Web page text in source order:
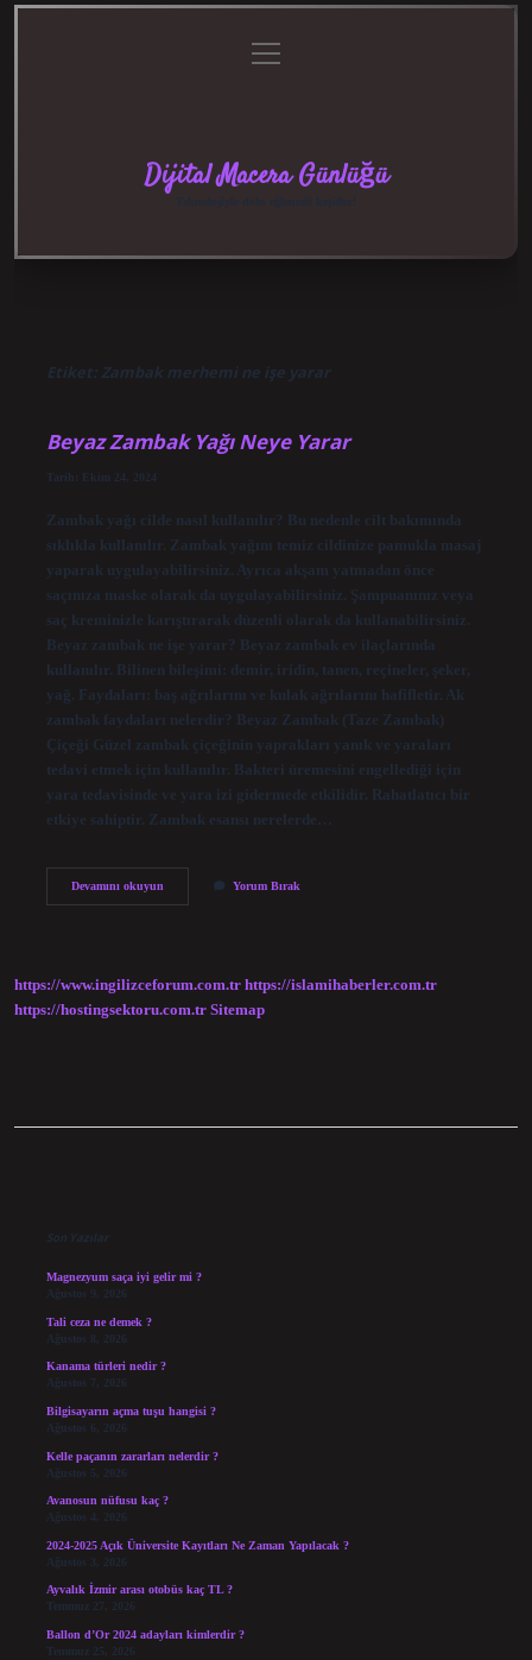
menüyü
aç
Dijital Macera Günlüğü
Etiket: Zambak merhemi ne işe yarar
Beyaz Zambak Yağı Neye Yarar
Tarih: Ekim 24, 2024
Zambak yağı cilde nasıl kullanılır? Bu nedenle cilt bakımında
sıklıkla kullanılır. Zambak yağını temiz cildinize pamukla masaj
yaparak uygulayabilirsiniz. Ayrıca akşam yatmadan önce
saçınıza maske olarak da uygulayabilirsiniz. Şampuanınız veya
saç kreminizle karıştırarak düzenli olarak da kullanabilirsiniz.
Beyaz zambak ne işe yarar? Beyaz zambak ev ilaçlarında
kullanılır. Bilinen bileşimi: demir, iridin, tanen, reçineler, şeker,
yağ. Faydaları: baş ağrılarını ve kulak ağrılarını hafifletir. Ak
zambak faydaları nelerdir? Beyaz Zambak (Taze Zambak)
Çiçeği Güzel zambak çiçeğinin yaprakları yanık ve yaraları
tedavi etmek için kullanılır. Bakteri üremesini engellediği için
yara tedavisinde ve yara izi gidermede etkilidir. Rahatlatıcı bir
etkiye sahiptir. Zambak esansı nerelerde…
Devamını okuyunBeyaz
Yorum Bırak
https://www.ingilizceforum.com.tr https://islamihaberler.com.tr
https://hostingsektoru.com.tr Sitemap
Son Yazılar
Magnezyum saça iyi gelir mi ?
Ağustos 9, 2026
Tali ceza ne demek ?
Ağustos 8, 2026
Kanama türleri nedir ?
Ağustos 7, 2026
Bilgisayarın açma tuşu hangisi ?
Ağustos 6, 2026
Kelle paçanın zararları nelerdir ?
Ağustos 5, 2026
Avanosun nüfusu kaç ?
Ağustos 4, 2026
2024-2025 Açık Üniversite Kayıtları Ne Zaman Yapılacak ?
Ağustos 3, 2026
Ayvalık İzmir arası otobüs kaç TL ?
Temmuz 27, 2026
Ballon d’Or 2024 adayları kimlerdir ?
Temmuz 25, 2026